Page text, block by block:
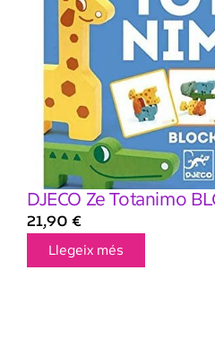
DJECO Ze Totanimo
21,90 €
Llegeix més